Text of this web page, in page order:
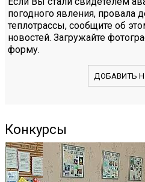
погодного явления, провала
теплотрассы, сообщите об
новостей. Загружайте
форму.
ДОБАВИТЬ
Конкурсы